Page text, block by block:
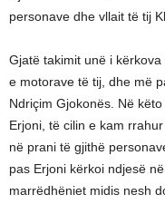
personave dhe vllait të tij
Gjatë takimit unë i
e motorave të tij, dhe më
Ndriçim Gjokonës. Në
Erjoni, të cilin e kam
në prani të gjithë
pas Erjoni kërkoi ndjesë
marrëdhëniet midis nesh